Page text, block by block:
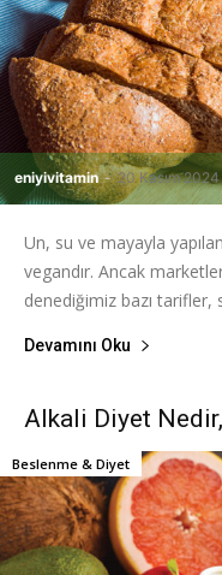
eniyivitamin - 20 Kasım 2024
Un, su ve mayayla
vegandır. Ancak
denediğimiz bazı tarifler,
Devamını Oku
Alkali Diyet Nedir,
Beslenme & Diyet